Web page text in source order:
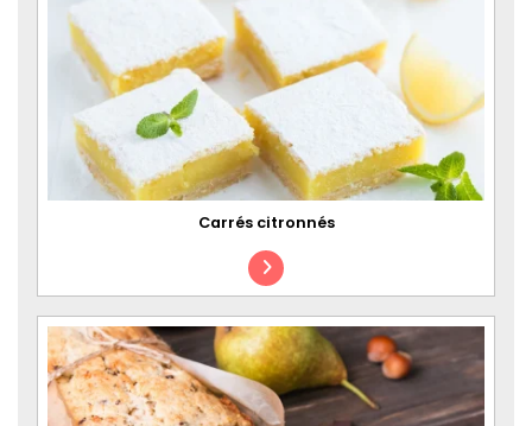
Carrés citronnés